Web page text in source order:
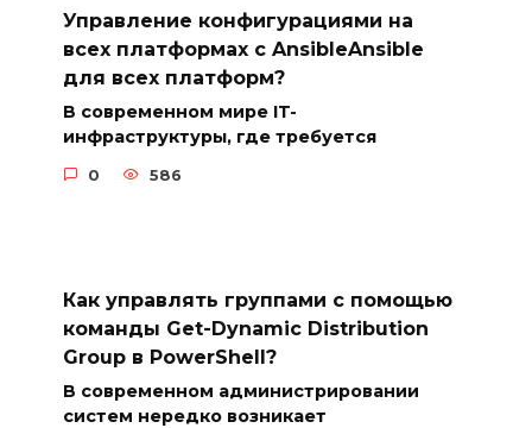
Управление конфигурациями на
всех платформах с AnsibleAnsible
для всех платформ?
В современном мире IT-
инфраструктуры, где требуется
0 586
Как управлять группами с помощью
команды Get-Dynamic Distribution
Group в PowerShell?
В современном администрировании
систем нередко возникает